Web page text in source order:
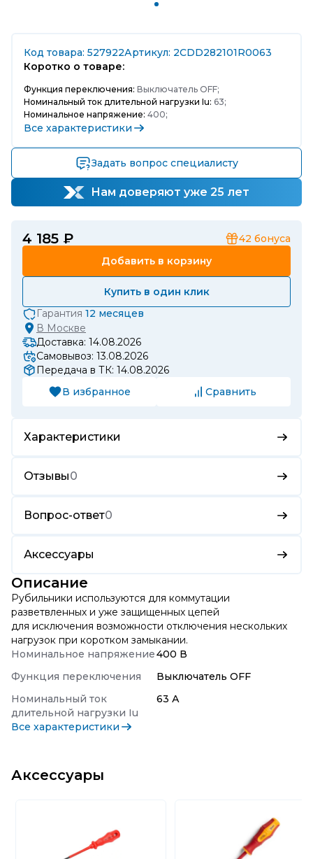
Код товара: 527922Артикул: 2CDD282101R0063
Коротко о товаре:
Функция переключения: Выключатель OFF;
Номинальный ток длительной нагрузки Iu: 63;
Номинальное напряжение: 400;
Все характеристики
Задать вопрос специалисту
Нам доверяют уже 25 лет
4 185 ₽ 42 бонуса
Добавить в корзину
Купить в один клик
Гарантия 12 месяцев
В Москве
Доставка: 14.08.2026
Самовывоз: 13.08.2026
Передача в ТК: 14.08.2026
В избранное
Сравнить
Характеристики
Отзывы0
Вопрос-ответ0
Аксессуары
Описание
Рубильники используются для коммутации
разветвленных и уже защищенных цепей
для исключения возможности отключения нескольких
нагрузок при коротком замыкании.
Номинальное напряжение400 В
Функция переключения
Выключатель OFF
Номинальный ток
длительной нагрузки Iu
63 А
Все характеристики
Аксессуары